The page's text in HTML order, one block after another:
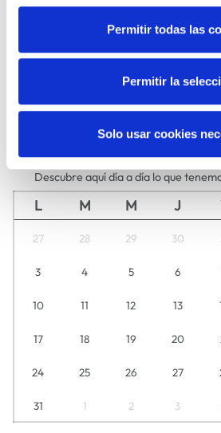
Permitir todas las
Permitir la
Solo usar cookies
DANZA
MÚSICA
Agosto2026
Descubre aquí día a día lo que
L M M J
27 28 29 30
3 4 5 6
10 11 12 13
17 18 19 20
24 25 26 27
31 1 2 3